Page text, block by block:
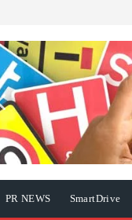
PR NEWS SmartDrive